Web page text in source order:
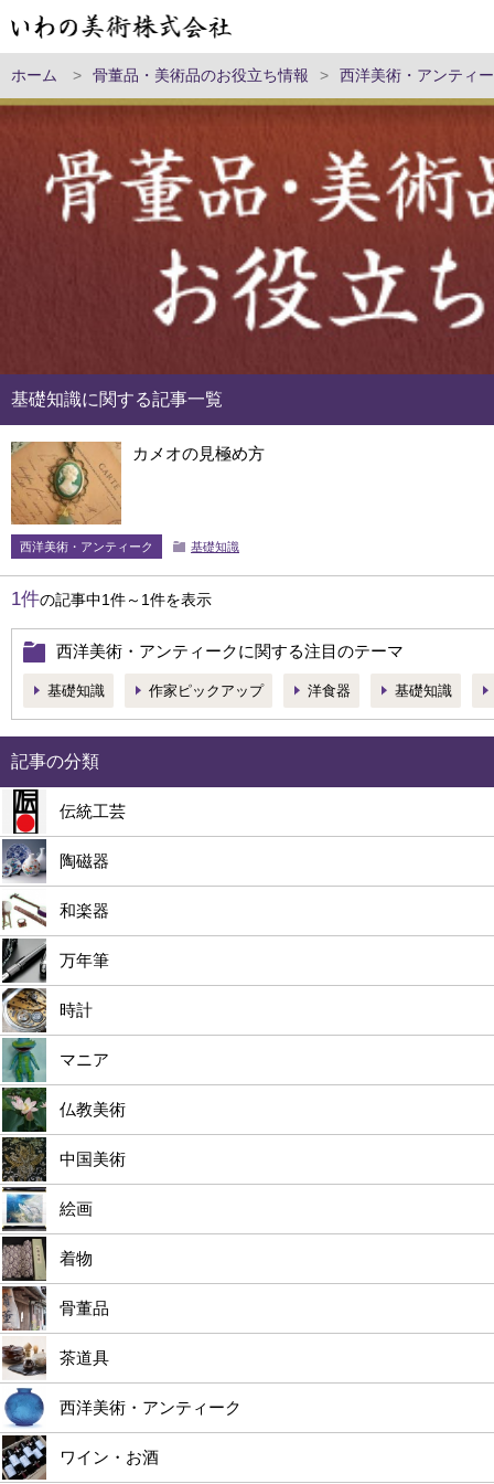
ホーム > 骨董品・美術品のお役立ち情報 > 西洋美術・アンティ
基礎知識に関する記事一覧
カメオの見極め方
西洋美術・アンティーク 基礎知識
1件の記事中1件～1件を表示
西洋美術・アンティークに関する注目のテーマ
基礎知識 作家ピックアップ 洋食器 基礎知識
記事の分類
伝統工芸
陶磁器
和楽器
万年筆
時計
マニア
仏教美術
中国美術
絵画
着物
骨董品
茶道具
西洋美術・アンティーク
ワイン・お酒